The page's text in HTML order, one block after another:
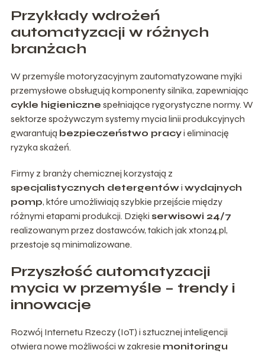
Przykłady wdrożeń
automatyzacji w różnych
branżach
W przemyśle motoryzacyjnym zautomatyzowane myjki
przemysłowe obsługują komponenty silnika, zapewniając
cykle higieniczne spełniające rygorystyczne normy. W
sektorze spożywczym systemy mycia linii produkcyjnych
gwarantują bezpieczeństwo pracyi eliminację
ryzyka skażeń.
Firmy z branży chemicznej korzystają z
specjalistycznych detergentówi wydajnych
pomp, które umożliwiają szybkie przejście między
różnymi etapami produkcji. Dzięki serwisowi 24/7
realizowanym przez dostawców, takich jak xton24.pl,
przestoje są minimalizowane.
Przyszłość automatyzacji
mycia w przemyśle – trendy i
innowacje
Rozwój Internetu Rzeczy (IoT) i sztucznej inteligencji
otwiera nowe możliwości w zakresie monitoringu